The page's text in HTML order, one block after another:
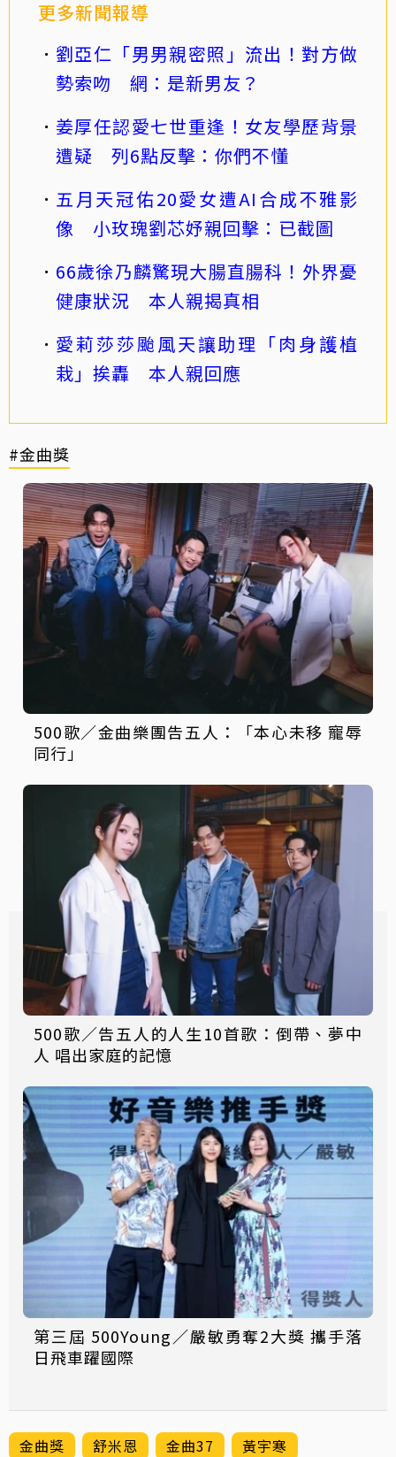
更多新聞報導
劉亞仁「男男親密照」流出！對方做
勢索吻 網：是新男友？
姜厚任認愛七世重逢！女友學歷背景
遭疑 列6點反擊：你們不懂
五月天冠佑20愛女遭AI合成不雅影
像 小玫瑰劉芯妤親回擊：已截圖
66歲徐乃麟驚現大腸直腸科！外界憂
健康狀況 本人親揭真相
愛莉莎莎颱風天讓助理「肉身護植
栽」挨轟 本人親回應
#金曲獎
500歌／金曲樂團告五人：「本心未移 寵辱
同行」
500歌／告五人的人生10首歌：倒帶、夢中
人 唱出家庭的記憶
第三屆 500Young／嚴敏勇奪2大獎 攜手落
日飛車躍國際
金曲獎 舒米恩 金曲37 黃宇寒